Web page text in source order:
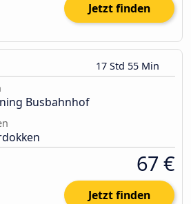
Jetzt finden
17 Std 55 Min
Busbahnhof
67 €
Jetzt finden